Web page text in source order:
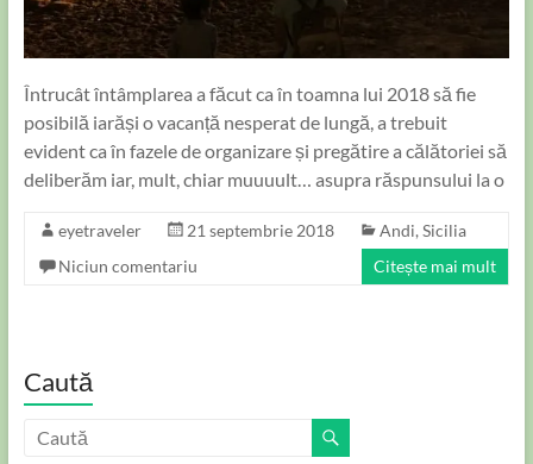
Întrucât întâmplarea a făcut ca în toamna lui 2018 să fie
posibilă iarăși o vacanță nesperat de lungă, a trebuit
evident ca în fazele de organizare și pregătire a călătoriei să
deliberăm iar, mult, chiar muuuult… asupra răspunsului la o
eyetraveler 21 septembrie 2018 Andi, Sicilia
Niciun comentariu
Citește mai mult
Caută